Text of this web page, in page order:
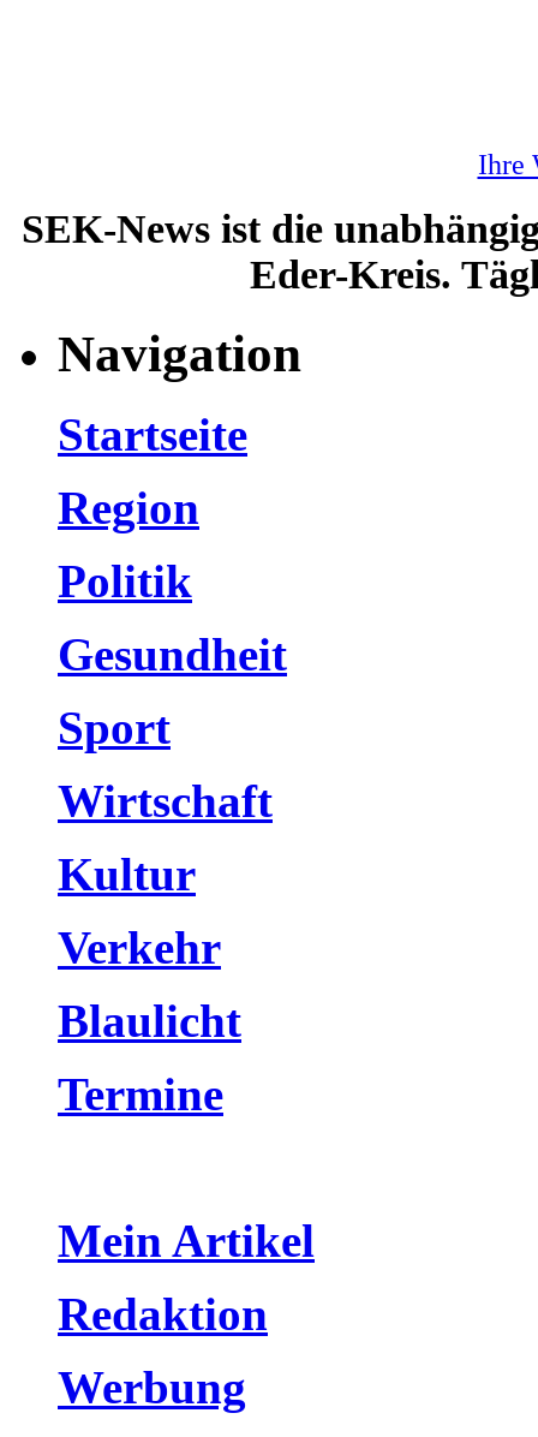
Ihre
SEK-News ist die
Eder-Kreis.
Navigation
Startseite
Region
Politik
Gesundheit
Sport
Wirtschaft
Kultur
Verkehr
Blaulicht
Termine
Mein Artikel
Redaktion
Werbung